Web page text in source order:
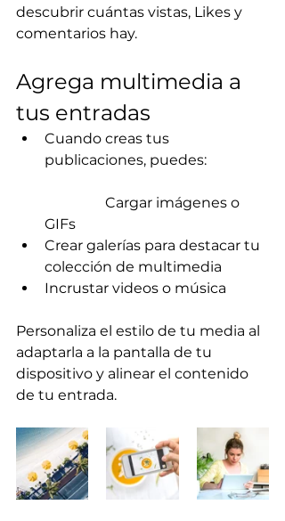
descubrir cuántas vistas, Likes y
comentarios hay.
Agrega multimedia a
tus entradas
Cuando creas tus
publicaciones, puedes:
                 Cargar imágenes o
GIFs
Crear galerías para destacar tu
colección de multimedia
Incrustar videos o música
Personaliza el estilo de tu media al
adaptarla a la pantalla de tu
dispositivo y alinear el contenido
de tu entrada.